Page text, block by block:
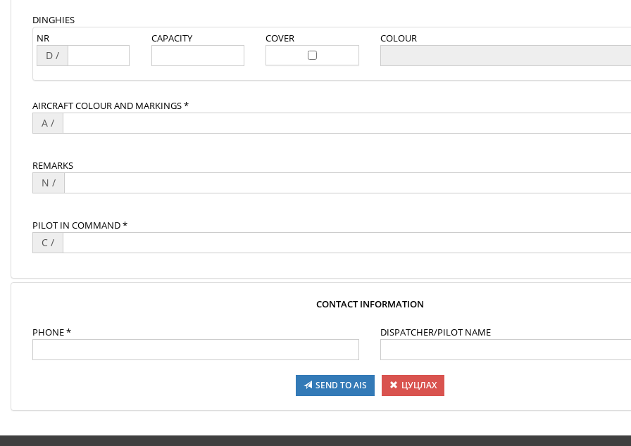
DINGHIES
NR
D /
CAPACITY COVER COLOUR
AIRCRAFT COLOUR AND MARKINGS *
A /
REMARKS
N /
PILOT IN COMMAND *
C /
CONTACT INFORMATION
PHONE * DISPATCHER/PILOT NAME
SEND TO AIS ЦУЦЛАХ